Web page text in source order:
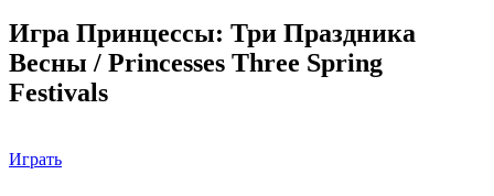
Игра Принцессы: Три Праздника
Весны / Princesses Three Spring
Festivals
Играть